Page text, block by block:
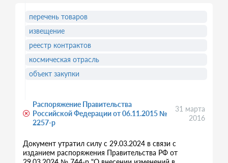
Распоряжение Правительства
Российской Федерации от 06.11.2015 №
2257-р
31 марта
2016
Документ утратил силу с 29.03.2024 в связи с
изданием распоряжения Правительства РФ от
перечень товаров
извещение
реестр контрактов
космическая отрасль
объект закупки